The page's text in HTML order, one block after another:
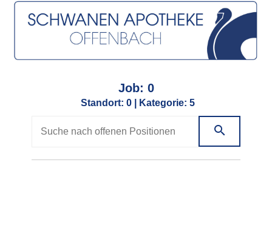
Job: 0
Standort: 0 | Kategorie: 5